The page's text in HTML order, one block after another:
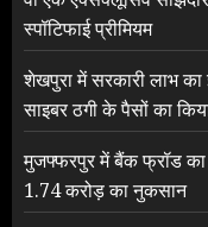
स्पॉटिफाई प्रीमियम
शेखपुरा में सरकारी लाभ
साइबर ठगी के पैसों का
मुजफ्फरपुर में बैंक फ्रॉड का
1.74 करोड़ का नुकसान